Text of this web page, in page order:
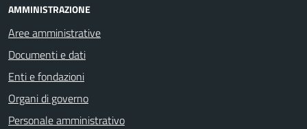
AMMINISTRAZIONE
Aree amministrative
Documenti e dati
Enti e fondazioni
Organi di governo
Personale amministrativo